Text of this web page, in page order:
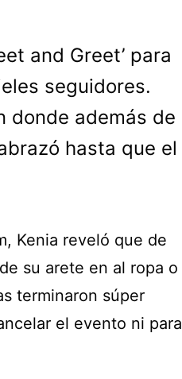
and Greet’ para
seguidores.
donde además de
hasta que el
Kenia reveló que de
su arete en al ropa o
terminaron súper
el evento ni para